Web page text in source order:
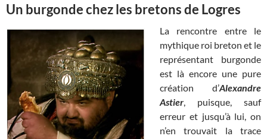
Un burgonde chez les bretons de Logres
La rencontre entre le
mythique roi breton et le
représentant burgonde
est là encore une pure
création d’Alexandre
Astier , puisque, sauf
erreur et jusqu’à lui, on
n’en trouvait la trace